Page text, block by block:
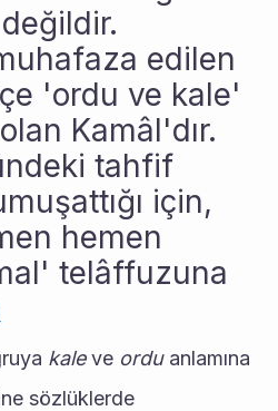
edilen
'ordu ve kale'
Kamâl'dır.
tahfif
için,
hemen
telâffuzuna
kale ve ordu anlamına
sözlüklerde